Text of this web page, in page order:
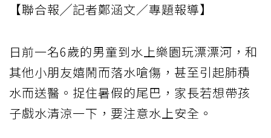
【聯合報╱記者鄭涵文／專題報導】
日前一名6歲的男童到水上樂園玩漂漂河，和
其他小朋友嬉鬧而落水嗆傷，甚至引起肺積
水而送醫。捉住暑假的尾巴，家長若想帶孩
子戲水清涼一下，要注意水上安全。